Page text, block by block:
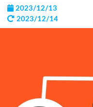
2023/12/13
2023/12/14